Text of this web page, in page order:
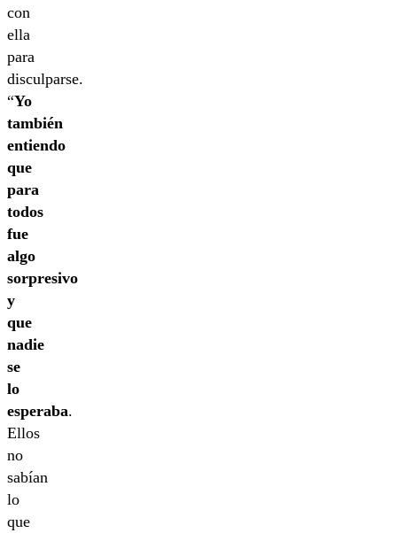
con
ella
para
disculparse.
“Yo
también
entiendo
que
para
todos
fue
algo
sorpresivo
y
que
nadie
se
lo
esperaba.
Ellos
no
sabían
lo
que